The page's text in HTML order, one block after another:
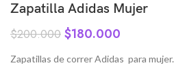
Zapatilla Adidas Mujer
$200.000 $180.000
Zapatillas de correr Adidas para mujer.